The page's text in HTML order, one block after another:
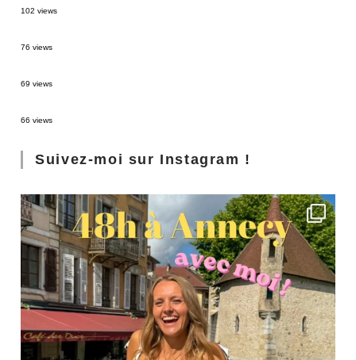
102 views
76 views
69 views
66 views
Suivez-moi sur Instagram !